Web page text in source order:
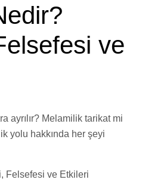
ve
ayrılır? Melamilik tarikat mi
yolu hakkında her şeyi